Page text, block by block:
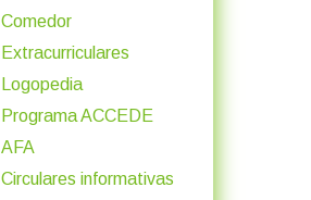
Comedor
Extracurriculares
Logopedia
Programa ACCEDE
AFA
Circulares informativas